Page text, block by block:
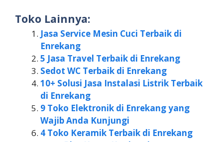
Toko Lainnya:
Jasa Service Mesin Cuci Terbaik di
Enrekang
5 Jasa Travel Terbaik di Enrekang
Sedot WC Terbaik di Enrekang
10+ Solusi Jasa Instalasi Listrik Terbaik
di Enrekang
9 Toko Elektronik di Enrekang yang
Wajib Anda Kunjungi
4 Toko Keramik Terbaik di Enrekang